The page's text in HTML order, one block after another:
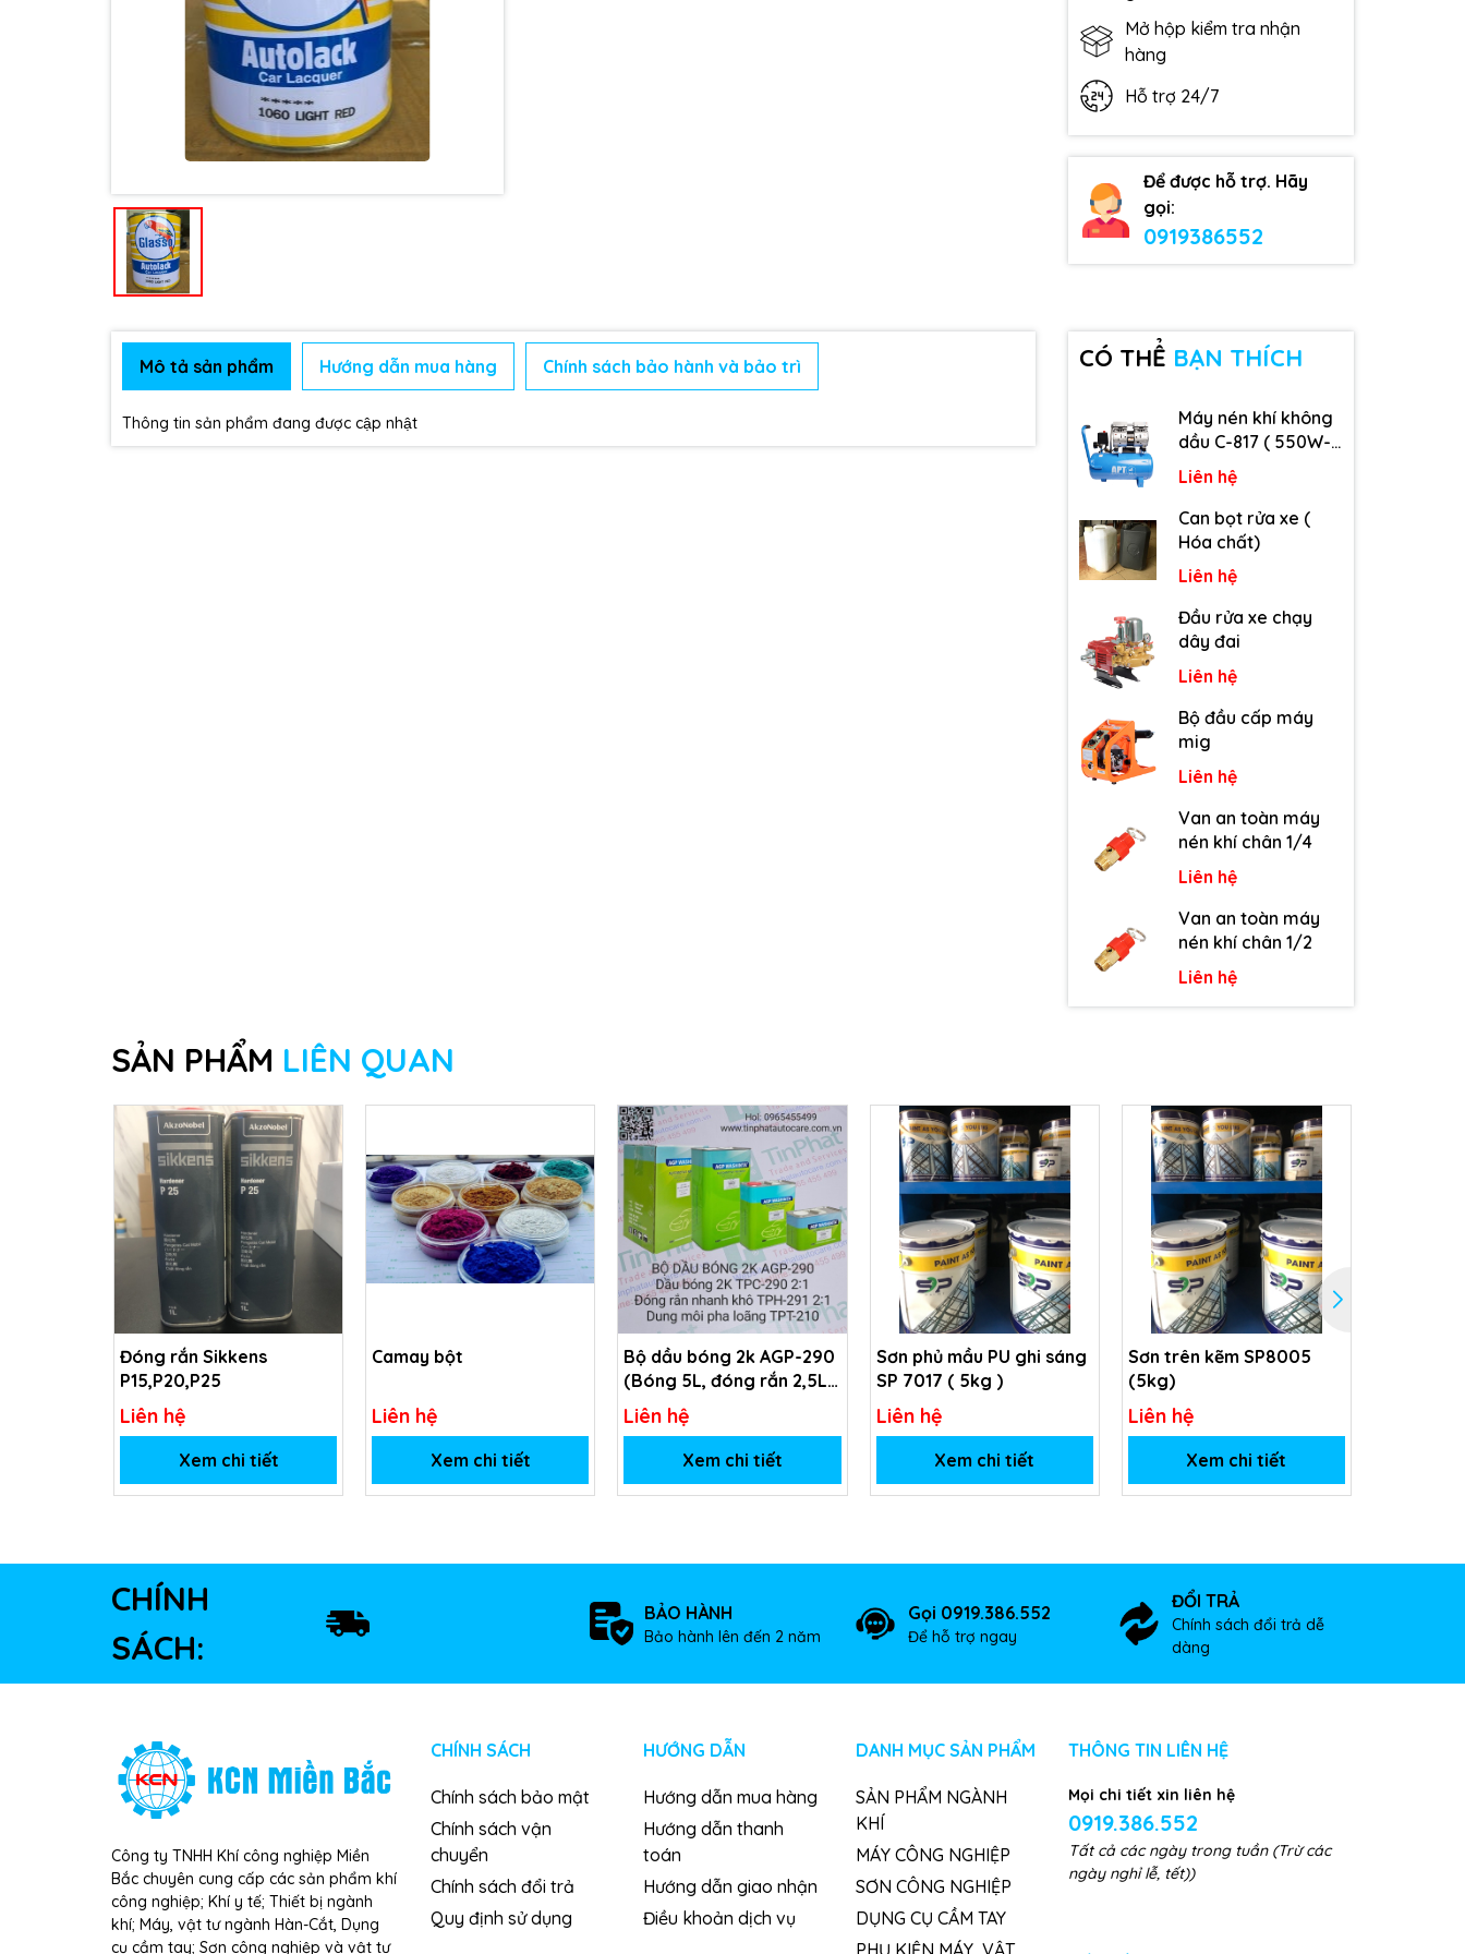
Mở hộp kiểm tra nhận
hàng
Hỗ trợ 24/7
Để được hỗ trợ. Hãy
gọi:
0919386552
Mô tả sản phẩm Hướng dẫn mua hàng Chính sách bảo hành và bảo trì
Thông tin sản phẩm đang được cập nhật
CÓ THỂ BẠN THÍCH
Máy nén khí không
dầu C-817 ( 550W-
9L )
Liên hệ
Can bọt rửa xe (
Hóa chất)
Liên hệ
Đầu rửa xe chạy
dây đai
Liên hệ
Bộ đầu cấp máy
mig
Liên hệ
Van an toàn máy
nén khí chân 1/4
Liên hệ
Van an toàn máy
nén khí chân 1/2
Liên hệ
SẢN PHẨM LIÊN QUAN
Đóng rắn Sikkens
P15,P20,P25
Liên hệ
Xem chi tiết
Camay bột
Liên hệ
Xem chi tiết
Bộ dầu bóng 2k AGP-290
(Bóng 5L, đóng rắn 2,5L,
dung môi 1L)
Liên hệ
Xem chi tiết
Sơn phủ mầu PU ghi sáng
SP 7017 ( 5kg )
Liên hệ
Xem chi tiết
Sơn trên kẽm SP8005
(5kg)
Liên hệ
Xem chi tiết
CHÍNH
SÁCH:
BẢO HÀNH
Bảo hành lên đến 2 năm
Gọi 0919.386.552
Để hỗ trợ ngay
ĐỔI TRẢ
Chính sách đổi trả dễ
dàng
Công ty TNHH Khí công nghiệp Miền
Bắc chuyên cung cấp các sản phẩm khí
công nghiệp; Khí y tế; Thiết bị ngành
khí; Máy, vật tư ngành Hàn-Cắt, Dụng
cụ cầm tay; Sơn công nghiệp và vật tư
CHÍNH SÁCH
Chính sách bảo mật
Chính sách vận
chuyển
Chính sách đổi trả
Quy định sử dụng
HƯỚNG DẪN
Hướng dẫn mua hàng
Hướng dẫn thanh
toán
Hướng dẫn giao nhận
Điều khoản dịch vụ
DANH MỤC SẢN PHẨM
SẢN PHẨM NGÀNH
KHÍ
MÁY CÔNG NGHIỆP
SƠN CÔNG NGHIỆP
DỤNG CỤ CẦM TAY
THÔNG TIN LIÊN HỆ
Mọi chi tiết xin liên hệ
0919.386.552
Tất cả các ngày trong tuần (Trừ các
ngày nghỉ lễ, tết))